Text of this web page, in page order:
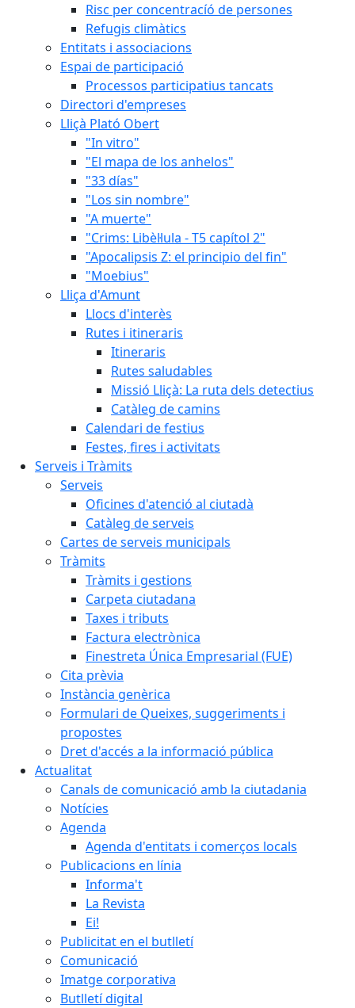
Risc per concentracíó de persones
Refugis climàtics
Entitats i associacions
Espai de participació
Processos participatius tancats
Directori d'empreses
Lliçà Plató Obert
"In vitro"
"El mapa de los anhelos"
"33 días"
"Los sin nombre"
"A muerte"
"Crims: Libèl·lula - T5 capítol 2"
"Apocalipsis Z: el principio del fin"
"Moebius"
Lliça d'Amunt
Llocs d'interès
Rutes i itineraris
Itineraris
Rutes saludables
Missió Lliçà: La ruta dels detectius
Catàleg de camins
Calendari de festius
Festes, fires i activitats
Serveis i Tràmits
Serveis
Oficines d'atenció al ciutadà
Catàleg de serveis
Cartes de serveis municipals
Tràmits
Tràmits i gestions
Carpeta ciutadana
Taxes i tributs
Factura electrònica
Finestreta Única Empresarial (FUE)
Cita prèvia
Instància genèrica
Formulari de Queixes, suggeriments i
propostes
Dret d'accés a la informació pública
Actualitat
Canals de comunicació amb la ciutadania
Notícies
Agenda
Agenda d'entitats i comerços locals
Publicacions en línia
Informa't
La Revista
Ei!
Publicitat en el butlletí
Comunicació
Imatge corporativa
Butlletí digital